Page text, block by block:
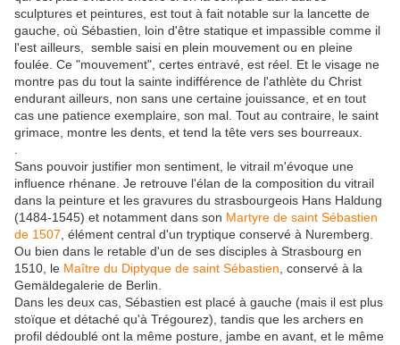
sculptures et peintures, est tout à fait notable sur la lancette de
gauche, où Sébastien, loin d'être statique et impassible comme il
l'est ailleurs, semble saisi en plein mouvement ou en pleine
foulée. Ce "mouvement", certes entravé, est réel. Et le visage ne
montre pas du tout la sainte indifférence de l'athlète du Christ
endurant ailleurs, non sans une certaine jouissance, et en tout
cas une patience exemplaire, son mal. Tout au contraire, le saint
grimace, montre les dents, et tend la tête vers ses bourreaux.
Sans pouvoir justifier mon sentiment, le vitrail m'évoque une
influence rhénane. Je retrouve l'élan de la composition du vitrail
dans la peinture et les gravures du strasbourgeois Hans Haldung
(1484-1545) et notamment dans son Martyre de saint Sébastien
de 1507 , élément central d'un tryptique conservé à Nuremberg.
Ou bien dans le retable d'un de ses disciples à Strasbourg en
1510, le Maître du Diptyque de saint Sébastien , conservé à la
Gemäldegalerie de Berlin.
Dans les deux cas, Sébastien est placé à gauche (mais il est plus
stoïque et détaché qu'à Trégourez), tandis que les archers en
profil dédoublé ont la même posture, jambe en avant, et le même